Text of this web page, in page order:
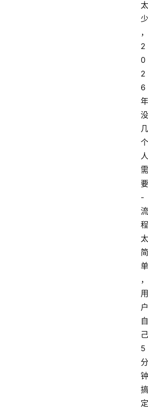
太
少
，
2
0
2
6
年
没
几
个
人
需
要
-
流
程
太
简
单
，
用
户
自
己
5
分
钟
搞
定